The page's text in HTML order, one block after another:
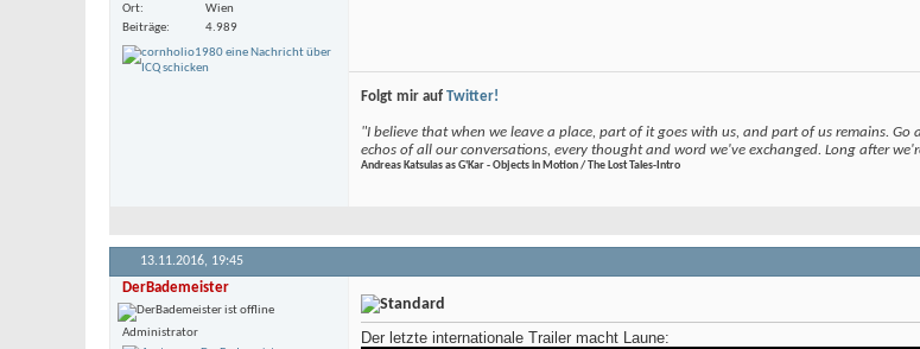
Ort
Wien
Beiträge
4.989
Folgt mir auf Twitter!
"I believe that when we leave a place, part of it goes with us, and part of us remains.
echos of all our conversations, every thought and word we've exchanged. Long after
Andreas Katsulas as G'Kar - Objects in Motion / The Lost Tales-Intro
13.11.2016, 19:45
DerBademeister
Administrator Der letzte internationale Trailer macht Laune: